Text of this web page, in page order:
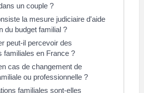
un couple ?
la mesure judiciaire d'aide
du budget familial ?
peut-il percevoir des
familiales en France ?
cas de changement de
ou professionnelle ?
familiales sont-elles